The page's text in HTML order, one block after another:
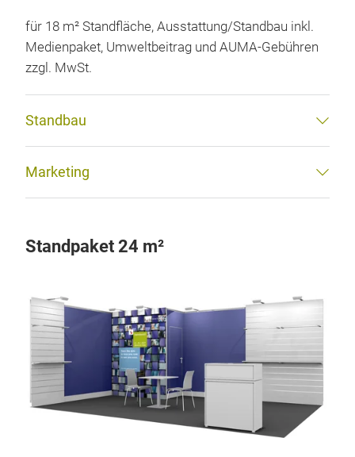
für 18 m² Standfläche, Ausstattung/Standbau inkl.
Medienpaket, Umweltbeitrag und AUMA-Gebühren
zzgl. MwSt.
Standbau
Marketing
Standpaket 24 m²